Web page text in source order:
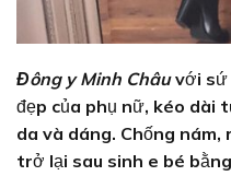
Đông y Minh Châuvới sứ
đẹp của phụ nữ, kéo dài
da và dáng. Chống
trở lại sau sinh e bé